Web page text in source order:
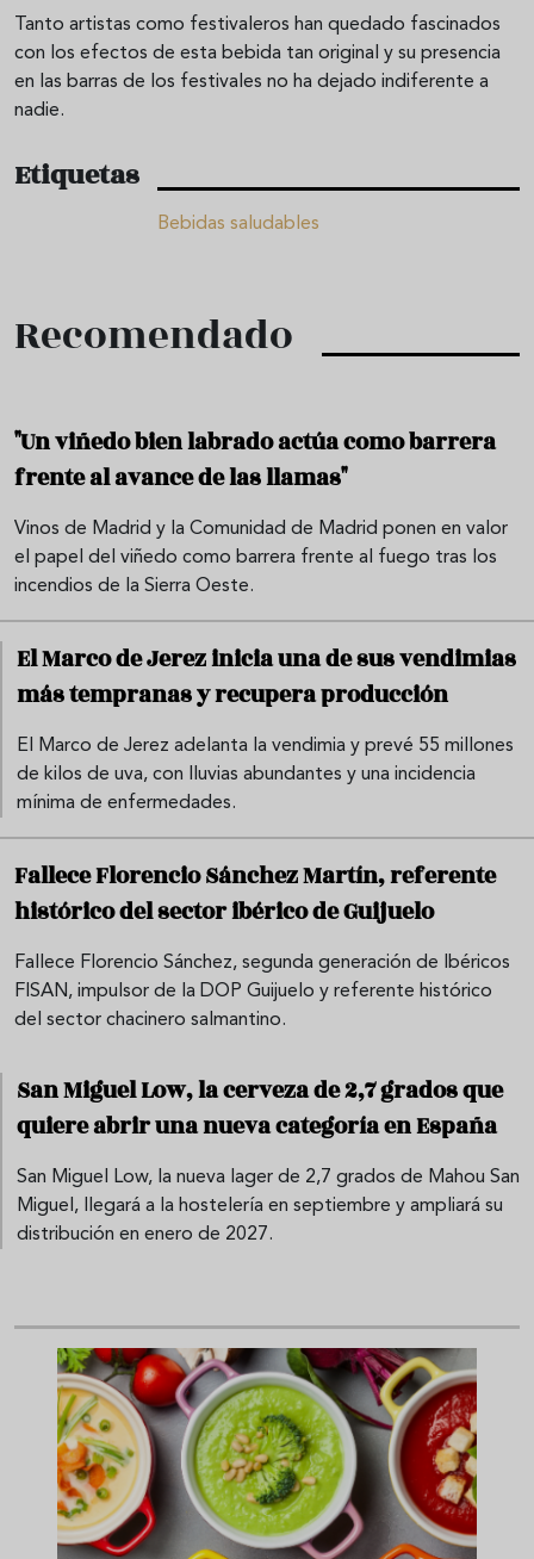
Tanto artistas como festivaleros han quedado fascinados
con los efectos de esta bebida tan original y su presencia
en las barras de los festivales no ha dejado indiferente a
nadie.
Etiquetas
Bebidas saludables
Recomendado
"Un viñedo bien labrado actúa como barrera
frente al avance de las llamas"
Vinos de Madrid y la Comunidad de Madrid ponen en valor
el papel del viñedo como barrera frente al fuego tras los
incendios de la Sierra Oeste.
El Marco de Jerez inicia una de sus vendimias
más tempranas y recupera producción
El Marco de Jerez adelanta la vendimia y prevé 55 millones
de kilos de uva, con lluvias abundantes y una incidencia
mínima de enfermedades.
Fallece Florencio Sánchez Martín, referente
histórico del sector ibérico de Guijuelo
Fallece Florencio Sánchez, segunda generación de Ibéricos
FISAN, impulsor de la DOP Guijuelo y referente histórico
del sector chacinero salmantino.
San Miguel Low, la cerveza de 2,7 grados que
quiere abrir una nueva categoría en España
San Miguel Low, la nueva lager de 2,7 grados de Mahou San
Miguel, llegará a la hostelería en septiembre y ampliará su
distribución en enero de 2027.